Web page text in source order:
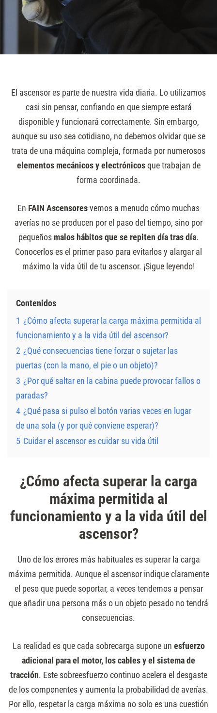
El ascensor es parte de nuestra vida diaria. Lo utilizamos
casi sin pensar, confiando en que siempre estará
disponible y funcionará correctamente. Sin embargo,
aunque su uso sea cotidiano, no debemos olvidar que se
trata de una máquina compleja, formada por numerosos
elementos mecánicos y electrónicosque trabajan de
forma coordinada.
En FAIN Ascensoresvemos a menudo cómo muchas
averías no se producen por el paso del tiempo, sino por
pequeños malos hábitos que se repiten día tras día.
Conocerlos es el primer paso para evitarlos y alargar al
máximo la vida útil de tu ascensor. ¡Sigue leyendo!
Contenidos
1 ¿Cómo afecta superar la carga máxima permitida al
funcionamiento y a la vida útil del ascensor?
2 ¿Qué consecuencias tiene forzar o sujetar las
puertas (con la mano, el pie o un objeto)?
3 ¿Por qué saltar en la cabina puede provocar fallos o
paradas?
4 ¿Qué pasa si pulso el botón varias veces en lugar
de una sola (y por qué conviene esperar)?
5 Cuidar el ascensor es cuidar su vida útil
¿Cómo afecta superar la carga
máxima permitida al
funcionamiento y a la vida útil del
ascensor?
Uno de los errores más habituales es superar la carga
máxima permitida. Aunque el ascensor indique claramente
el peso que puede soportar, a veces tendemos a pensar
que añadir una persona más o un objeto pesado no tendrá
consecuencias.
La realidad es que cada sobrecarga supone un esfuerzo
adicional para el motor, los cables y el sistema de
tracción. Este sobreesfuerzo continuo acelera el desgaste
de los componentes y aumenta la probabilidad de averías.
Por ello, respetar la carga máxima no solo es una cuestión